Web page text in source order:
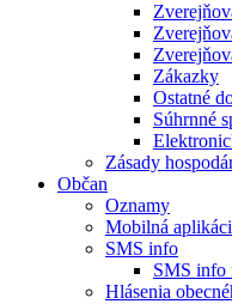
Zákazky
Ostatné
Súhrnné
Zásady
Občan
Oznamy
Mobilná
SMS info
SMS info
Hlásenia